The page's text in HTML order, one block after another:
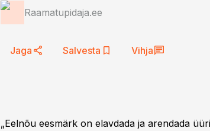
Raamatupidaja.ee
Jaga Salvesta Vihja
„Eelnõu eesmärk on elavdada ja arendada